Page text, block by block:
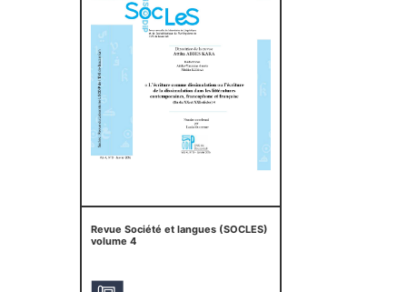
Revue Société et langues (SOCLES)
volume 4